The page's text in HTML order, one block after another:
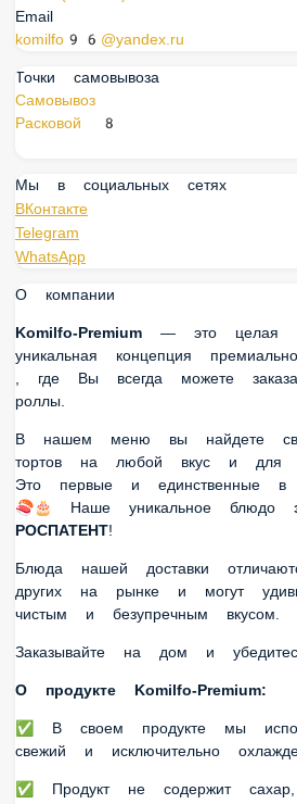
Email
komilfo96@yandex.ru
Точки самовывоза
Самовывоз
Расковой 8
Мы в социальных сетях
ВКонтакте
Telegram
WhatsApp
О компании
Komilfo-Premium
— это целая
концепция премиальной японской
можете заказать вкусные суши и
В нашем меню вы найдете свыше 35
вкус и для любого события. Это
России суши-торты! 🍣🎂 Наше
запатентованочерезРОСПАТЕНТ !
Блюда нашей доставки отличаются
рынке и могут удивить вас своим
вкусом.
Заказывайте на дом и убедитесь
исключительно охлажденный лосось.
✅ Продукт не содержит сахар, без
других химических элементов .